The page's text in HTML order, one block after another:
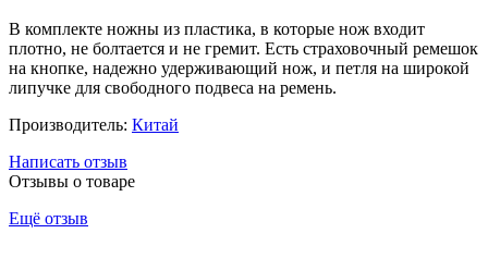
В комплекте ножны из пластика, в которые нож входит
плотно, не болтается и не гремит. Есть страховочный ремешок
на кнопке, надежно удерживающий нож, и петля на широкой
липучке для свободного подвеса на ремень.
Производитель: Китай
Написать отзыв
Отзывы о товаре
Ещё отзыв